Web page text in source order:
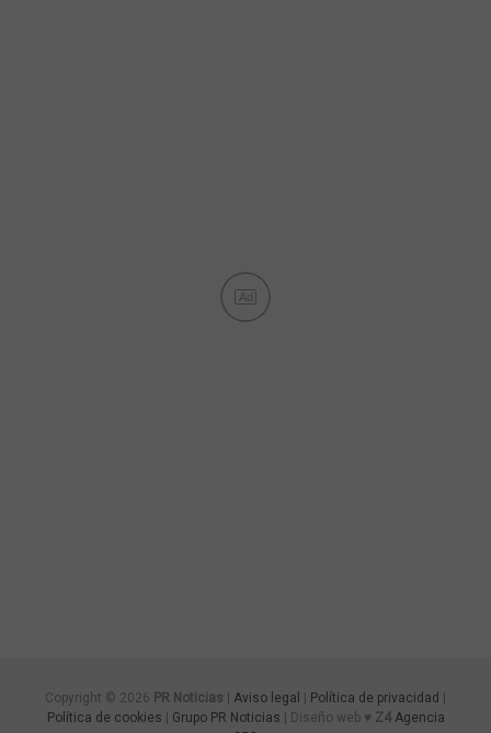
Ad
Copyright © 2026 PR Noticias | Aviso legal | Política de privacidad |
Política de cookies | Grupo PR Noticias | Diseño web ♥ Z4 Agencia